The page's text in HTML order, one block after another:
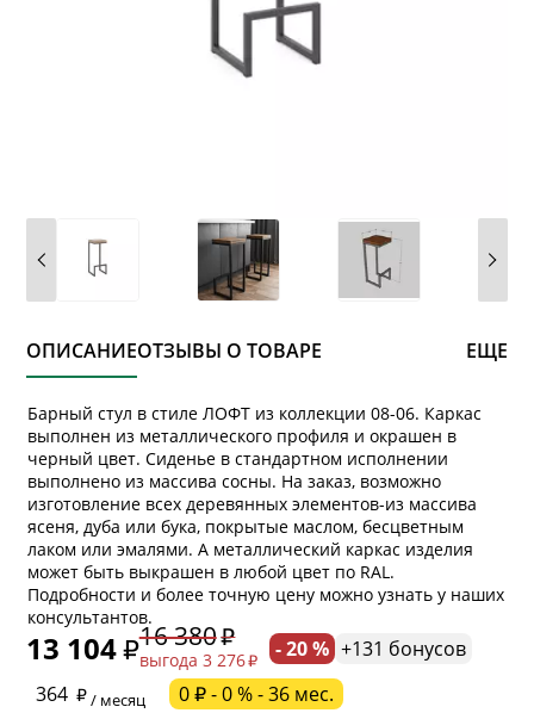
ОПИСАНИЕОТЗЫВЫ О ТОВАРЕ ЕЩЕ
Барный стул в стиле ЛОФТ из коллекции 08-06. Каркас
выполнен из металлического профиля и окрашен в
черный цвет. Сиденье в стандартном исполнении
выполнено из массива сосны. На заказ, возможно
изготовление всех деревянных элементов-из массива
ясеня, дуба или бука, покрытые маслом, бесцветным
лаком или эмалями. А металлический каркас изделия
может быть выкрашен в любой цвет по RAL.
Подробности и более точную цену можно узнать у наших
консультантов.
13 104 16 380
выгода 3 276 - 20 % +131 бонусов
364
/ месяц 0 ₽ - 0 % - 36 мес.
* обязательное поле